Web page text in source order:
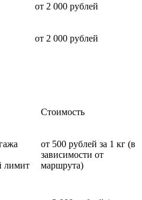
от 2 000 рублей
от 2 000 рублей
Стоимость
лимит
от 500 рублей за 1 кг (в
зависимости от
маршрута)